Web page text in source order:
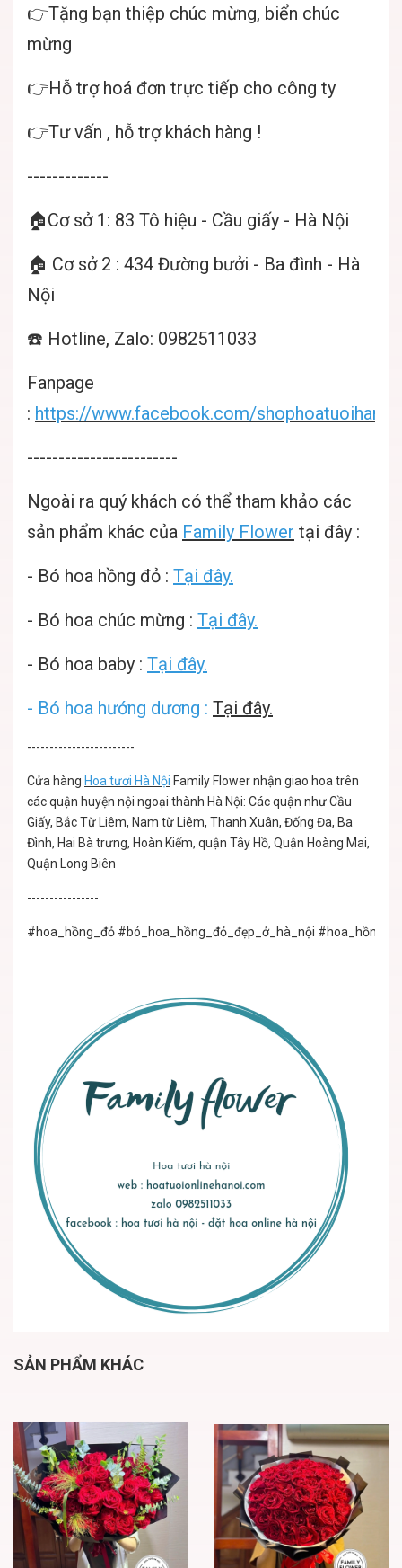
👉Tặng bạn thiệp chúc mừng, biển chúc
mừng
👉Hỗ trợ hoá đơn trực tiếp cho công ty
👉Tư vấn , hỗ trợ khách hàng !
-------------
🏠Cơ sở 1: 83 Tô hiệu - Cầu giấy - Hà Nội
🏠 Cơ sở 2 : 434 Đường bưởi - Ba đình - Hà
Nội
☎️ Hotline, Zalo: 0982511033
Fanpage
: https://www.facebook.com/
------------------------
Ngoài ra quý khách có thể tham khảo các
sản phẩm khác của Family Flower tại đây :
- Bó hoa hồng đỏ : Tại đây.
- Bó hoa chúc mừng : Tại đây.
- Bó hoa baby : Tại đây.
- Bó hoa hướng dương : Tại đây.
------------------------
Cửa hàng Hoa tươi Hà Nội Family Flower nhận giao hoa trên
các quận huyện nội ngoại thành Hà Nội: Các quận như Cầu
Giấy, Bắc Từ Liêm, Nam từ Liêm, Thanh Xuân, Đống Đa, Ba
Đình, Hai Bà trưng, Hoàn Kiếm, quận Tây Hồ, Quận Hoàng Mai,
Quận Long Biên
----------------
#hoa_hồng_đỏ #bó_hoa_hồng_đỏ_đẹp_ở_hà_nội
SẢN PHẨM KHÁC